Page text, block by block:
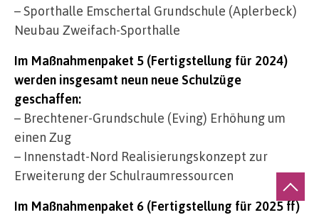
– Sporthalle Emschertal Grundschule (Aplerbeck)
Neubau Zweifach-Sporthalle
Im Maßnahmenpaket 5 (Fertigstellung für 2024)
werden insgesamt neun neue Schulzüge
geschaffen:
– Brechtener-Grundschule (Eving) Erhöhung um
einen Zug
– Innenstadt-Nord Realisierungskonzept zur
Erweiterung der Schulraumressourcen
Im Maßnahmenpaket 6 (Fertigstellung für 2025 ff)